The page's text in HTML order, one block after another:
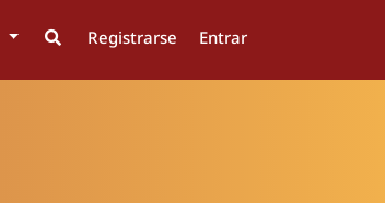
Registrarse Entrar